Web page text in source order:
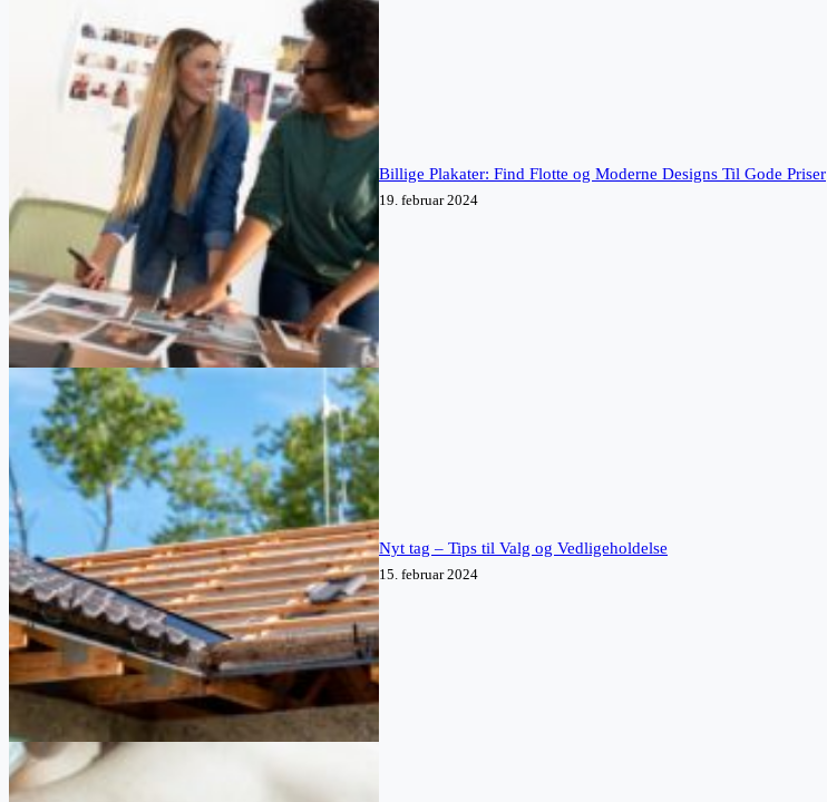
Billige Plakater: Find Flotte og Moderne Designs Til Gode Priser
19. februar 2024
Nyt tag – Tips til Valg og Vedligeholdelse
15. februar 2024